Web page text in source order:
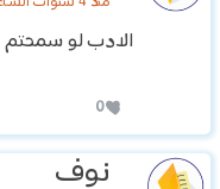
الادب لو سمحتم
0
نوف